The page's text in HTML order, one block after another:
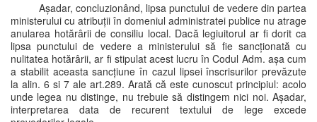
Așadar, concluzionând, lipsa punctului de vedere din partea
ministerului cu atribuții în domeniul administratei publice nu atrage
anularea hotărârii de consiliu local. Dacă legiuitorul ar fi dorit ca
lipsa punctului de vedere a ministerului să fie sancționată cu
nulitatea hotărârii, ar fi stipulat acest lucru în Codul Adm. așa cum
a stabilit aceasta sancțiune în cazul lipsei înscrisurilor prevăzute
la alin. 6 si 7 ale art.289. Arată că este cunoscut principiul: acolo
unde legea nu distinge, nu trebuie să distingem nici noi. Așadar,
interpretarea data de recurent textului de lege excede